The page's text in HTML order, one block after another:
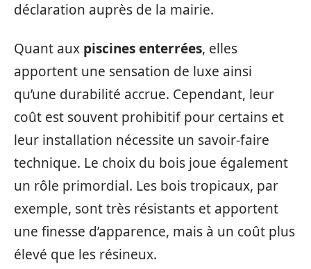
déclaration auprès de la mairie.
Quant aux piscines enterrées, elles
apportent une sensation de luxe ainsi
qu’une durabilité accrue. Cependant, leur
coût est souvent prohibitif pour certains et
leur installation nécessite un savoir-faire
technique. Le choix du bois joue également
un rôle primordial. Les bois tropicaux, par
exemple, sont très résistants et apportent
une finesse d’apparence, mais à un coût plus
élevé que les résineux.